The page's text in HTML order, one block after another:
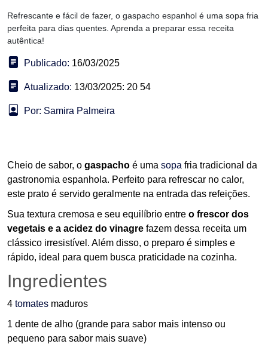
Refrescante e fácil de fazer, o gaspacho espanhol é uma sopa fria
perfeita para dias quentes. Aprenda a preparar essa receita
autêntica!
Publicado: 16/03/2025
Atualizado: 13/03/2025: 20 54
Por: Samira Palmeira
Cheio de sabor, o gaspacho é uma sopa fria tradicional da
gastronomia espanhola. Perfeito para refrescar no calor,
este prato é servido geralmente na entrada das refeições.
Sua textura cremosa e seu equilíbrio entre o frescor dos
vegetais e a acidez do vinagre fazem dessa receita um
clássico irresistível. Além disso, o preparo é simples e
rápido, ideal para quem busca praticidade na cozinha.
Ingredientes
4 tomates maduros
1 dente de alho (grande para sabor mais intenso ou
pequeno para sabor mais suave)